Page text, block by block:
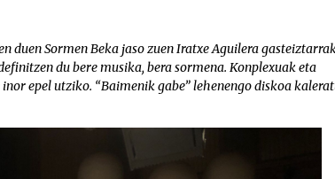
duen Sormen Beka jaso zuen Iratxe Aguilera
du bere musika, bera sormena. Konplexuak eta
epel utziko. “Baimenik gabe” lehenengo diskoa